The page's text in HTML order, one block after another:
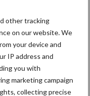
other tracking
on our website. We
your device and
IP address and
you with
marketing campaign
collecting precise
voor